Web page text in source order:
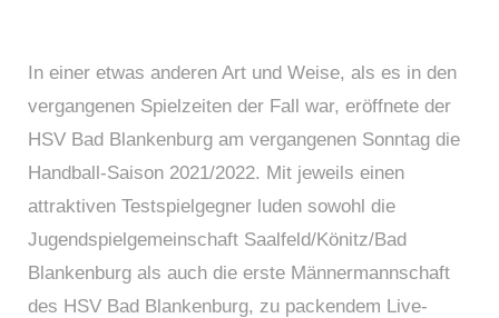
In einer etwas anderen Art und Weise, als es in den
vergangenen Spielzeiten der Fall war, eröffnete der
HSV Bad Blankenburg am vergangenen Sonntag die
Handball-Saison 2021/2022. Mit jeweils einen
attraktiven Testspielgegner luden sowohl die
Jugendspielgemeinschaft Saalfeld/Könitz/Bad
Blankenburg als auch die erste Männermannschaft
des HSV Bad Blankenburg, zu packendem Live-